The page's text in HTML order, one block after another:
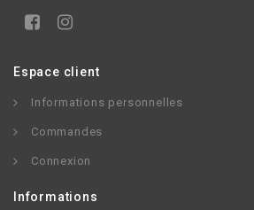
Espace client
Informations personnelles
Commandes
Connexion
Informations